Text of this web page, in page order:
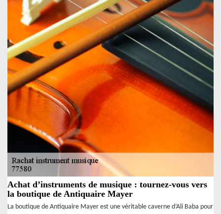
Achat d’instruments de musique : tournez-vous vers
la boutique de Antiquaire Mayer
La boutique de Antiquaire Mayer est une véritable caverne d’Ali Baba pour